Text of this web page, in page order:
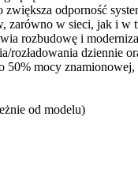
odporność
w sieci, jak i
rozbudowę i
rozładowania dziennie
50% mocy
od modelu)